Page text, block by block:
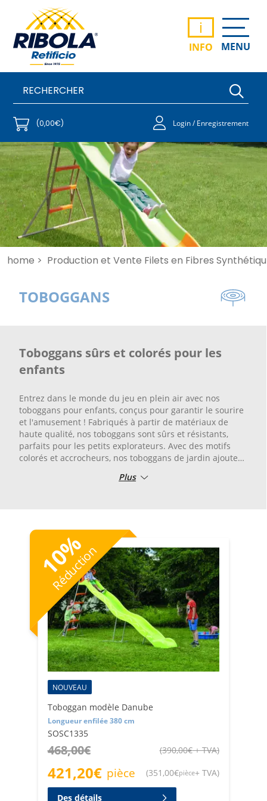
i
INFO MENU
(0,00€) Login / Enregistrement
home > Production et Vente Filets en Fibres
TOBOGGANS
Toboggans sûrs et colorés pour les
enfants
Entrez dans le monde du jeu en plein air avec nos
toboggans pour enfants, conçus pour garantir le sourire
et l'amusement ! Fabriqués à partir de matériaux de
haute qualité, nos toboggans sont sûrs et résistants,
parfaits pour les petits explorateurs. Avec des motifs
colorés et accrocheurs, nos toboggans de jardin ajoutent
enfants peuvent être installés dans votre jardin, sur
votre terrasse ou dans votre aire de jeux, pour faire le
plein d'amusement et d'aventure.
La qualité de nos produits et le soin apporté à la
fabrication offrent aux enfants une expérience de jeu
inoubliable. Achetez nos toboggans pour enfants dès
maintenant et offrez-leur le cadeau idéal pour s'amuser
en plein air.
Plus
10
%
Réduction
NOUVEAU
Toboggan modèle Danube
Longueur enfilée 380 cm
SOSC1335
468,00€ (390,00€+ TVA)
421,20€ pièce (351,00€pièce+ TVA)
Des détails